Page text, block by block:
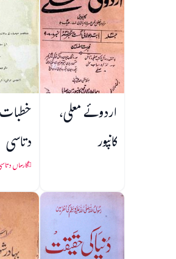
اردوئے معلی،
کانپور دتاسی
گارساں